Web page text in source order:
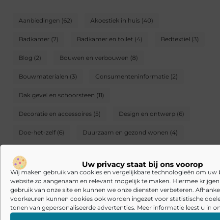
Uw privacy staat bij ons voorop
Wij maken gebruik van cookies en vergelijkbare technologieën om uw
website zo aangenaam en relevant mogelijk te maken. Hiermee
gebruik van onze site en kunnen we onze diensten verbeteren.
voorkeuren kunnen cookies ook worden ingezet voor statistische
tonen van gepersonaliseerde advertenties. Meer informatie leest u in
Aanbiedingen (62) Akoestiek in huis (40)
Badkamer (7) Badkamer en toilet (4) Bedtextiel (3)
Blog (2) Bouwen en verbouwen (8)
Bouwmaterialen (3) Consumenteninformatie (2)
Dak gevel en schoorsteen (11)
Decoratie en accessoires (5) Design en ontwerp (6)
Doe-het-zelf (6) Duurzaam en gezond wonen (4)
Huishouden en schoonmaak (2) Inrichting (6)
Isolatie(3) Keukens(2) Koken eten en drinken(2)
Meubels(9) Onderhoud(7) Raamdecoratie(3)